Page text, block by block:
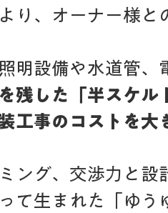
り、オーナー様と
明設備や水道管、
残した「半スケル
工事のコストを大
ング、交渉力と
て生まれた「ゆう